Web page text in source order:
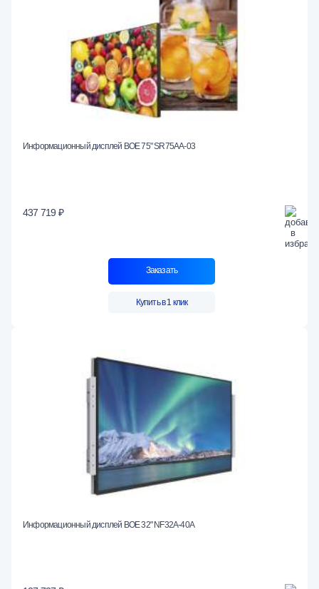
Информационный дисплей BOE 75" SR75AA-03
437 719 ₽
Заказать
Купить в 1 клик
Информационный дисплей BOE 32" NF32A-40A